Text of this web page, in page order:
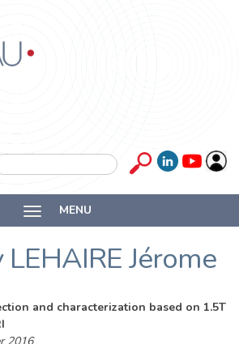
form
MENU
Jérome
and characterization based on 1.5T